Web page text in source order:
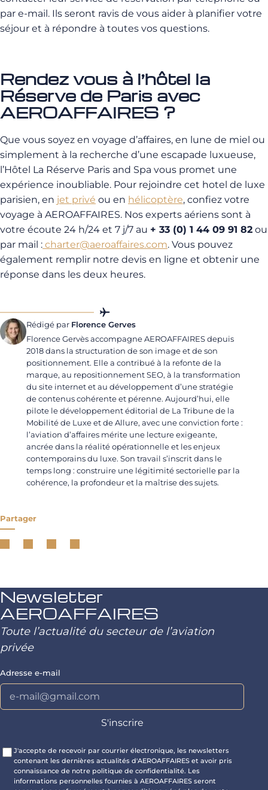
par e-mail. Ils seront ravis de vous aider à planifier votre
séjour et à répondre à toutes vos questions.
Rendez vous à l’hôtel la
Réserve de Paris avec
AEROAFFAIRES ?
Que vous soyez en voyage d’affaires, en lune de miel ou
simplement à la recherche d’une escapade luxueuse,
l’Hôtel La Réserve Paris and Spa vous promet une
expérience inoubliable. Pour rejoindre cet hotel de luxe
parisien, en jet privé ou en hélicoptère, confiez votre
voyage à AEROAFFAIRES. Nos experts aériens sont à
votre écoute 24 h/24 et 7 j/7 au + 33 (0) 1 44 09 91 82 ou
par mail : charter@aeroaffaires.com. Vous pouvez
également remplir notre devis en ligne et obtenir une
réponse dans les deux heures.
Rédigé par Florence Gerves
Florence Gervès accompagne AEROAFFAIRES depuis
2018 dans la structuration de son image et de son
positionnement. Elle a contribué à la refonte de la
marque, au repositionnement SEO, à la transformation
du site internet et au développement d’une stratégie
de contenus cohérente et pérenne. Aujourd’hui, elle
pilote le développement éditorial de La Tribune de la
Mobilité de Luxe et de Allure, avec une conviction forte :
l’aviation d’affaires mérite une lecture exigeante,
ancrée dans la réalité opérationnelle et les enjeux
contemporains du luxe. Son travail s’inscrit dans le
temps long : construire une légitimité sectorielle par la
cohérence, la profondeur et la maîtrise des sujets.
Partager
Newsletter
AEROAFFAIRES
Toute l’actualité du secteur de l’aviation
privée
Adresse e-mail
J'accepte de recevoir par courrier électronique, les newsletters
contenant les dernières actualités d'AEROAFFAIRES et avoir pris
connaissance de notre politique de confidentialité. Les
informations personnelles fournies à AEROAFFAIRES seront